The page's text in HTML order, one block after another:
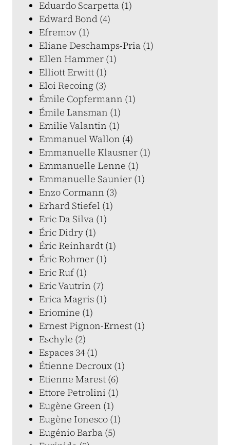
Eduardo Scarpetta (1)
Edward Bond (4)
Efremov (1)
Eliane Deschamps-Pria (1)
Ellen Hammer (1)
Elliott Erwitt (1)
Eloi Recoing (3)
Émile Copfermann (1)
Émile Lansman (1)
Emilie Valantin (1)
Emmanuel Wallon (4)
Emmanuelle Klausner (1)
Emmanuelle Lenne (1)
Emmanuelle Saunier (1)
Enzo Cormann (3)
Erhard Stiefel (1)
Eric Da Silva (1)
Éric Didry (1)
Éric Reinhardt (1)
Éric Rohmer (1)
Eric Ruf (1)
Eric Vautrin (7)
Erica Magris (1)
Eriomine (1)
Ernest Pignon-Ernest (1)
Eschyle (2)
Espaces 34 (1)
Étienne Decroux (1)
Etienne Marest (6)
Ettore Petrolini (1)
Eugène Green (1)
Eugène Ionesco (1)
Eugénio Barba (5)